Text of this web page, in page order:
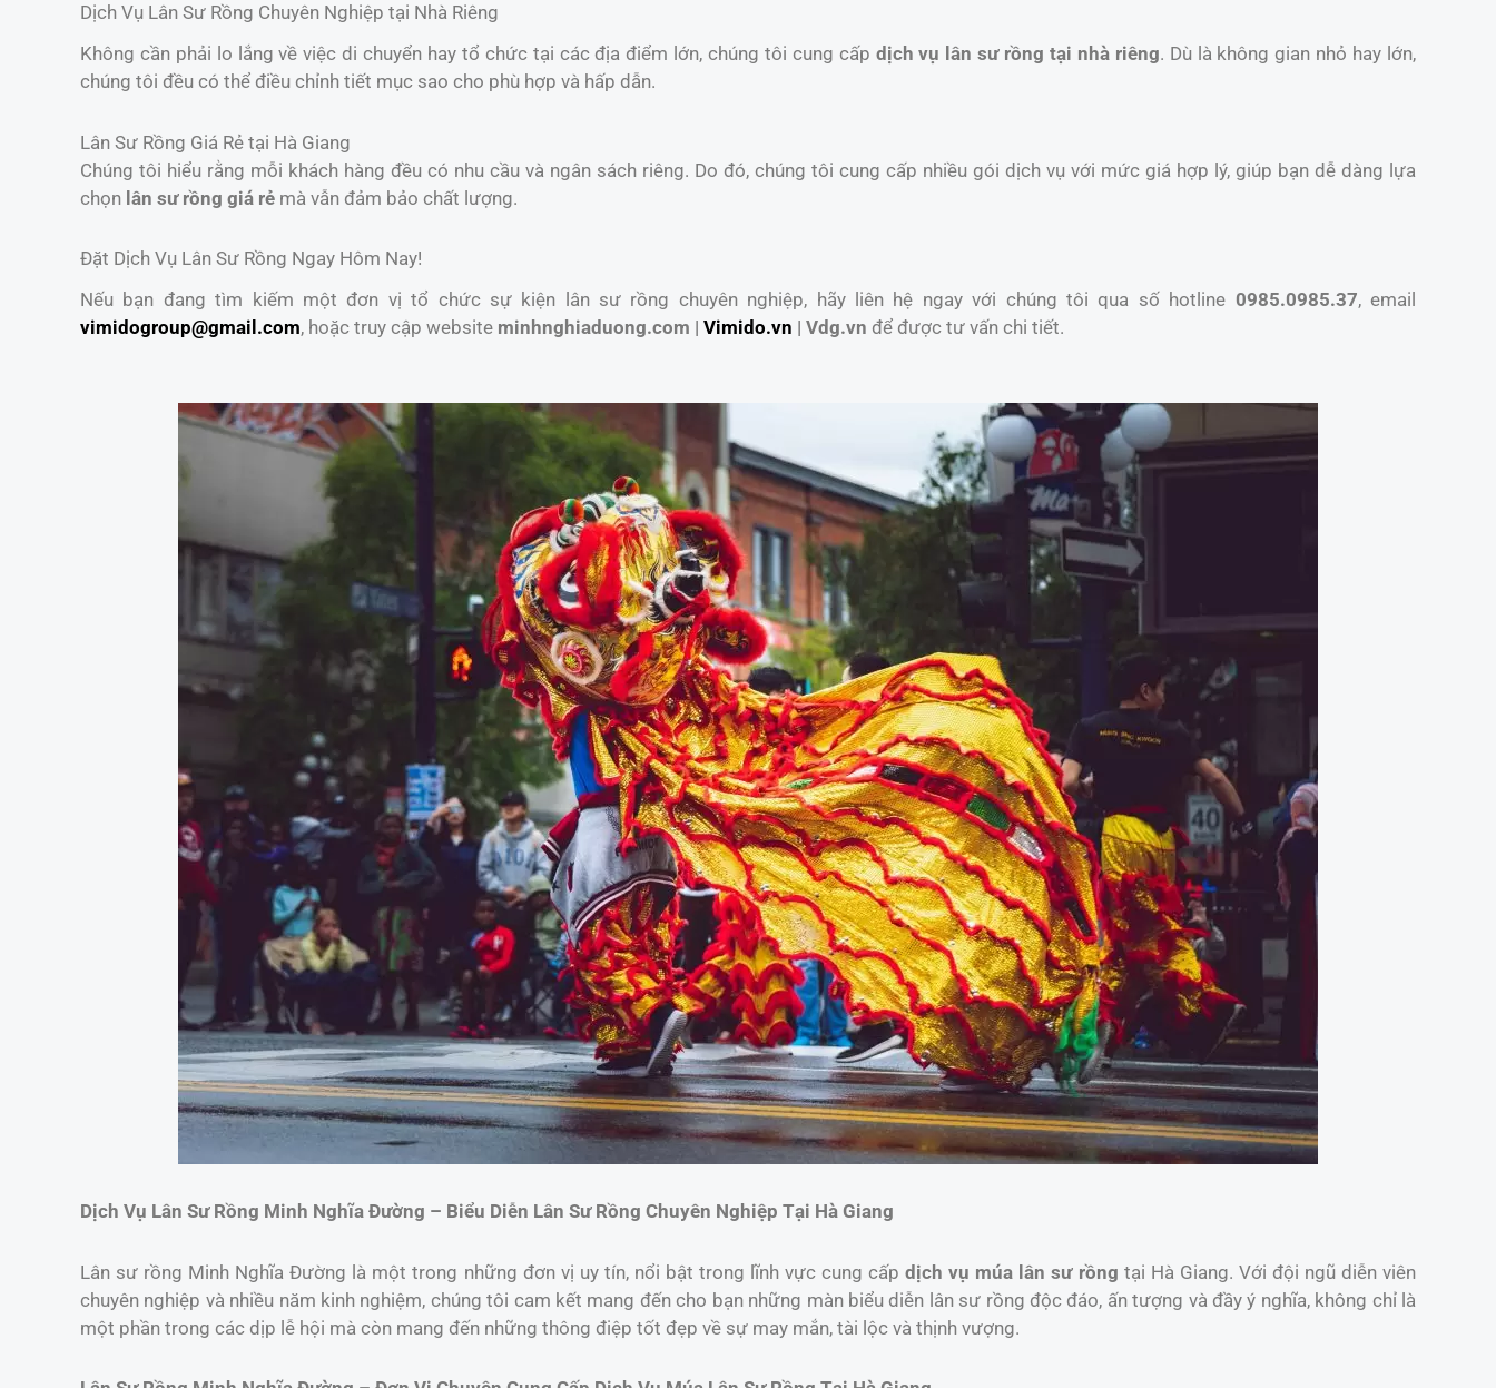
Dịch Vụ Lân Sư Rồng Chuyên Nghiệp tại Nhà Riêng
Không cần phải lo lắng về việc di chuyển hay tổ chức tại các địa điểm lớn, chúng tôi cung cấp dịch vụ lân sư rồng tại nhà riêng. Dù là không gian nhỏ hay lớn,
chúng tôi đều có thể điều chỉnh tiết mục sao cho phù hợp và hấp dẫn.
Lân Sư Rồng Giá Rẻ tại Hà Giang
Chúng tôi hiểu rằng mỗi khách hàng đều có nhu cầu và ngân sách riêng. Do đó, chúng tôi cung cấp nhiều gói dịch vụ với mức giá hợp lý, giúp bạn dễ dàng lựa
chọn lân sư rồng giá rẻ mà vẫn đảm bảo chất lượng.
Đặt Dịch Vụ Lân Sư Rồng Ngay Hôm Nay!
Nếu bạn đang tìm kiếm một đơn vị tổ chức sự kiện lân sư rồng chuyên nghiệp, hãy liên hệ ngay với chúng tôi qua số hotline 0985.0985.37, email
vimidogroup@gmail.com, hoặc truy cập website minhnghiaduong.com | Vimido.vn | Vdg.vn để được tư vấn chi tiết.
Dịch Vụ Lân Sư Rồng Minh Nghĩa Đường – Biểu Diễn Lân Sư Rồng Chuyên Nghiệp Tại Hà Giang
Lân sư rồng Minh Nghĩa Đường là một trong những đơn vị uy tín, nổi bật trong lĩnh vực cung cấpdịch vụ múa lân sư rồng tại Hà Giang. Với đội ngũ diễn viên
chuyên nghiệp và nhiều năm kinh nghiệm, chúng tôi cam kết mang đến cho bạn những màn biểu diễn lân sư rồng độc đáo, ấn tượng và đầy ý nghĩa, không chỉ là
một phần trong các dịp lễ hội mà còn mang đến những thông điệp tốt đẹp về sự may mắn, tài lộc và thịnh vượng.